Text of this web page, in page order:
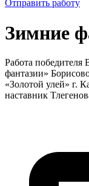
Отправить работу
Зимние
Работа победителя
фантазии»
«Золотой улей» г.
наставник